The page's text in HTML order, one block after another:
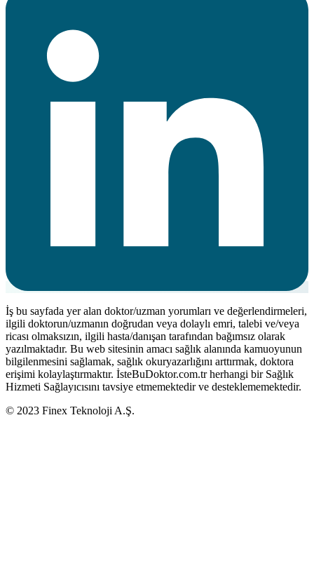
İş bu sayfada yer alan doktor/uzman yorumları ve değerlendirmeleri,
ilgili doktorun/uzmanın doğrudan veya dolaylı emri, talebi ve/veya
ricası olmaksızın, ilgili hasta/danışan tarafından bağımsız olarak
yazılmaktadır. Bu web sitesinin amacı sağlık alanında kamuoyunun
bilgilenmesini sağlamak, sağlık okuryazarlığını arttırmak, doktora
erişimi kolaylaştırmaktır. İsteBuDoktor.com.tr herhangi bir Sağlık
Hizmeti Sağlayıcısını tavsiye etmemektedir ve desteklememektedir.
© 2023 Finex Teknoloji A.Ş.